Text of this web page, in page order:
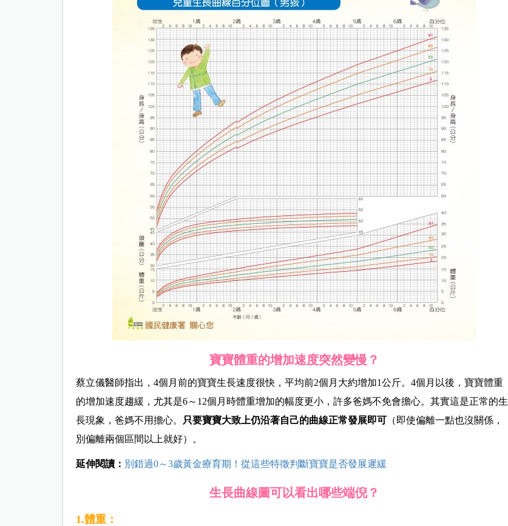
寶寶體重的增加速度突然變慢？
蔡立儀醫師指出，4個月前的寶寶生長速度很快，平均前2個月大約增加1公斤。4個月以後，寶寶體重
的增加速度趨緩，尤其是6～12個月時體重增加的幅度更小，許多爸媽不免會擔心。其實這是正常的生
長現象，爸媽不用擔心。
只要寶寶大致上仍沿著自己的曲線正常發展即可（即使偏離一點也沒關係，
別偏離兩個區間以上就好）。
延伸閱讀： 別錯過0～3歲黃金療育期！從這些特徵判斷寶寶是否發展遲緩
生長曲線圖可以看出哪些端倪？
1.體重：